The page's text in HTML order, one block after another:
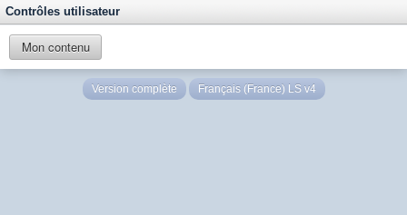
Contrôles utilisateur
Mon contenu
Version complète Français (France) LS v4